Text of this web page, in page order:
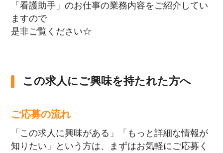
「看護助手」のお仕事の業務内容をご紹介してい
ますので
是非ご覧ください☆
この求人にご興味を持たれた方へ
ご応募の流れ
「この求人に興味がある」「もっと詳細な情報が
知りたい」という方は、まずはお気軽にご応募く